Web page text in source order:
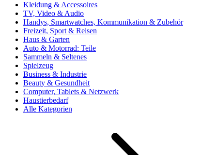
Kleidung & Accessoires
TV, Video & Audio
Handys, Smartwatches, Kommunikation & Zubehör
Freizeit, Sport & Reisen
Haus & Garten
Auto & Motorrad: Teile
Sammeln & Seltenes
Spielzeug
Business & Industrie
Beauty & Gesundheit
Computer, Tablets & Netzwerk
Haustierbedarf
Alle Kategorien